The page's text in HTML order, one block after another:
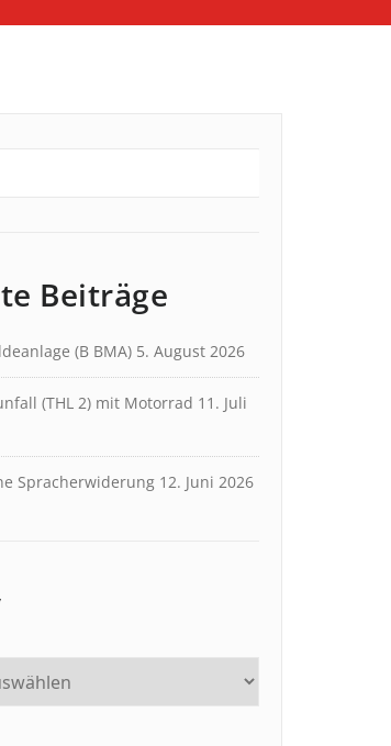
Beiträge
(B BMA) 5. August 2026
(THL 2) mit Motorrad 11. Juli
Spracherwiderung 12. Juni 2026